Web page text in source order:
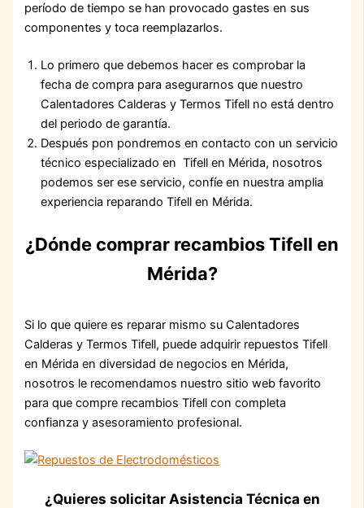
período de tiempo se han provocado gastes en sus
componentes y toca reemplazarlos.
Lo primero que debemos hacer es comprobar la
fecha de compra para asegurarnos que nuestro
Calentadores Calderas y Termos Tifell no está dentro
del periodo de garantía.
Después pon pondremos en contacto con un servicio
técnico especializado en Tifell en Mérida, nosotros
podemos ser ese servicio, confíe en nuestra amplia
experiencia reparando Tifell en Mérida.
¿Dónde comprar recambios Tifell en
Mérida?
Si lo que quiere es reparar mismo su Calentadores
Calderas y Termos Tifell, puede adquirir repuestos Tifell
en Mérida en diversidad de negocios en Mérida,
nosotros le recomendamos nuestro sitio web favorito
para que compre recambios Tifell con completa
confianza y asesoramiento profesional.
¿Quieres solicitar Asistencia Técnica en